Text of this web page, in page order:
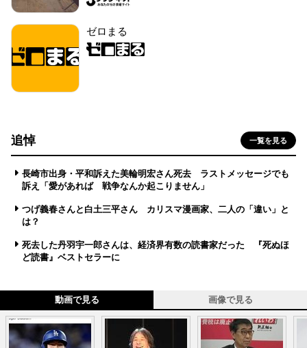
ゼロまる
追悼 一覧を見る
長崎市出身・平和訴えた美輪明宏さん死去 ラストメッセージでも
訴え「愛があれば 戦争なんか起こりません」
つげ義春さんと白土三平さん カリスマ漫画家、二人の「違い」と
は？
死去した丹羽宇一郎さんは、経済界有数の読書家だった 『死ぬほ
ど読書』ベストセラーに
動画で見る 画像で見る